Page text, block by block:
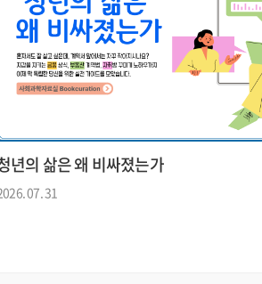
년의 삶은 왜 비싸졌는가
07. 31